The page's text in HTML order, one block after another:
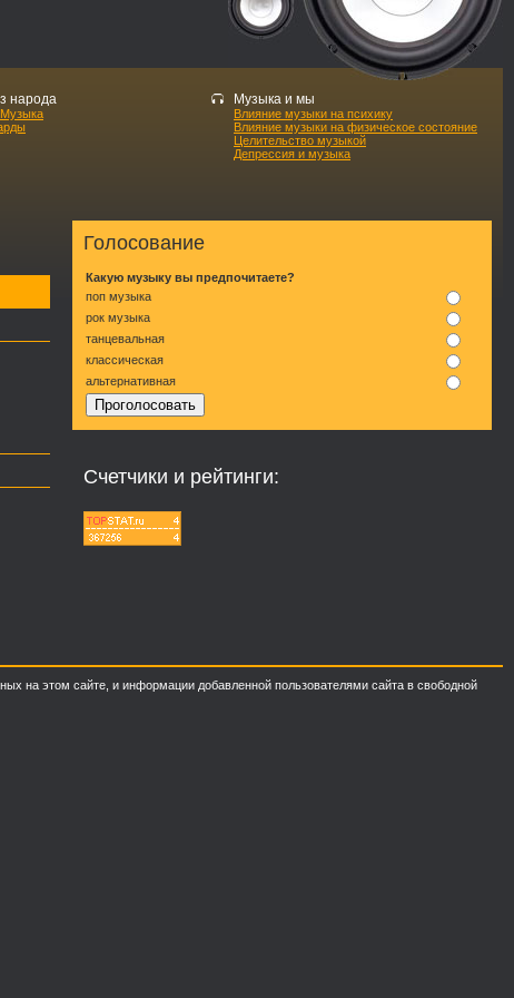
народа Музыка и мы
Влияние музыки на психику
Влияние музыки на физическое состояние
Целительство музыкой
Депрессия и музыка
Голосование
Какую музыку вы предпочитаете?
поп музыка
рок музыка
танцевальная
классическая
альтернативная
Счетчики и рейтинги:
на этом сайте, и информации добавленной пользователями сайта в свободной